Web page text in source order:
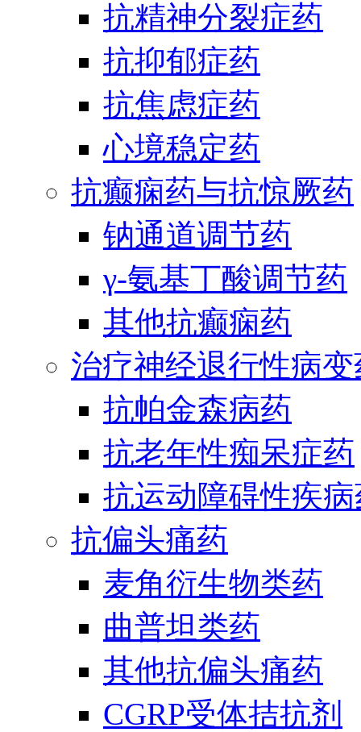
抗精神分裂症药
抗抑郁症药
抗焦虑症药
心境稳定药
抗癫痫药与抗惊厥药
钠通道调节药
γ-氨基丁酸调节药
其他抗癫痫药
治疗神经退行性病
抗帕金森病药
抗老年性痴呆症药
抗运动障碍性疾
抗偏头痛药
麦角衍生物类药
曲普坦类药
其他抗偏头痛药
CGRP受体拮抗剂